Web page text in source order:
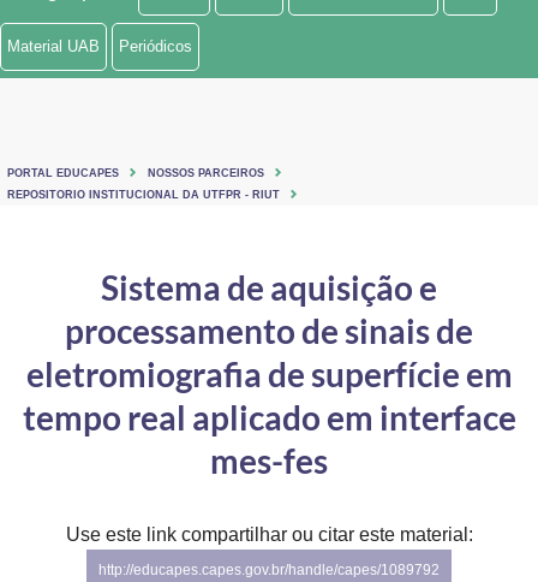
Ministério de Minas e Energia
Ministério do Turismo
Controladoria-Geral da União
Ministério da Mulher, da Família e dos Direitos Humanos
Advocacia-Geral da União
Material UAB Periódicos
PORTAL EDUCAPES
NOSSOS PARCEIROS
REPOSITORIO INSTITUCIONAL DA UTFPR - RIUT
Sistema de aquisição e
processamento de sinais de
eletromiografia de superfície em
tempo real aplicado em interface
mes-fes
Use este link compartilhar ou citar este material:
http://educapes.capes.gov.br/handle/capes/1089792